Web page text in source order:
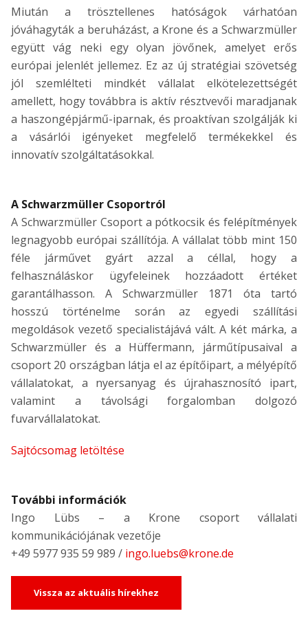
Miután a trösztellenes hatóságok várhatóan
jóváhagyták a beruházást, a Krone és a Schwarzmüller
együtt vág neki egy olyan jövőnek, amelyet erős
európai jelenlét jellemez. Ez az új stratégiai szövetség
jól szemlélteti mindkét vállalat elkötelezettségét
amellett, hogy továbbra is aktív résztvevői maradjanak
a haszongépjármű-iparnak, és proaktívan szolgálják ki
a vásárlói igényeket megfelelő termékekkel és
innovatív szolgáltatásokkal.
A Schwarzmüller Csoportról
A Schwarzmüller Csoport a pótkocsik és felépítmények
legnagyobb európai szállítója. A vállalat több mint 150
féle járművet gyárt azzal a céllal, hogy a
felhasználáskor ügyfeleinek hozzáadott értéket
garantálhasson. A Schwarzmüller 1871 óta tartó
hosszú történelme során az egyedi szállítási
megoldások vezető specialistájává vált. A két márka, a
Schwarzmüller és a Hüffermann, járműtípusaival a
csoport 20 országban látja el az építőipart, a mélyépítő
vállalatokat, a nyersanyag és újrahasznosító ipart,
valamint a távolsági forgalomban dolgozó
fuvarvállalatokat.
Sajtócsomag letöltése
További információk
Ingo Lübs – a Krone csoport vállalati
kommunikációjának vezetője
+49 5977 935 59 989 / ingo.luebs@krone.de
Vissza az aktuális hírekhez